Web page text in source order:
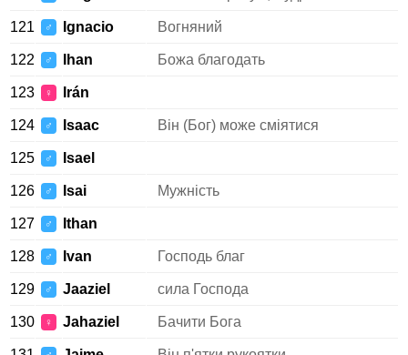
121 ♂ Ignacio Вогняний
122 ♂ Ihan Божа благодать
123 ♀ Irán
124 ♂ Isaac Він (Бог) може сміятися
125 ♂ Isael
126 ♂ Isai Мужність
127 ♂ Ithan
128 ♂ Ivan Господь благ
129 ♂ Jaaziel сила Господа
130 ♀ Jahaziel Бачити Бога